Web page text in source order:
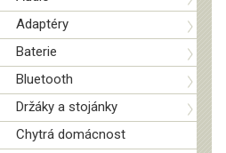
Adaptéry
Baterie
Bluetooth
Držáky a stojánky
Chytrá domácnost